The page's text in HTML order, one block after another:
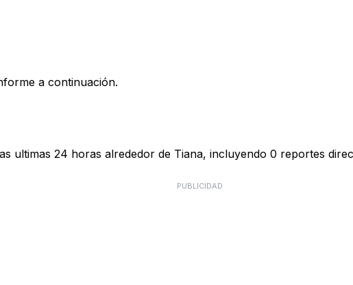
a continuación.
ultimas 24 horas alrededor de Tiana, incluyendo 0 reportes
PUBLICIDAD